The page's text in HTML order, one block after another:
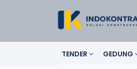
TENDER GEDUNG